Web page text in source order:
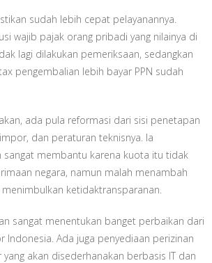
sudah lebih cepat pelayanannya.
wajib pajak orang pribadi yang nilainya di
lagi dilakukan pemeriksaan, sedangkan
pengembalian lebih bayar PPN sudah
ada pula reformasi dari sisi penetapan
dan peraturan teknisnya. Ia
sangat membantu karena kuota itu tidak
negara, namun malah menambah
ketidaktransparanan.
sangat menentukan banget perbaikan dari
Indonesia. Ada juga penyediaan perizinan
akan disederhanakan berbasis IT dan